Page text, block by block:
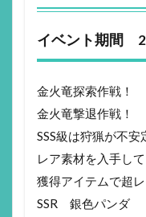
イベント期間
金火竜探索作戦！
金火竜撃退作戦！
SSS級は狩猟が不安
レア素材を入手し
獲得アイテムで超
SSR 銀色パンダ